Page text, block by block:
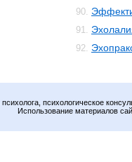
90.
91.
92.
психологическое
Использование материалов